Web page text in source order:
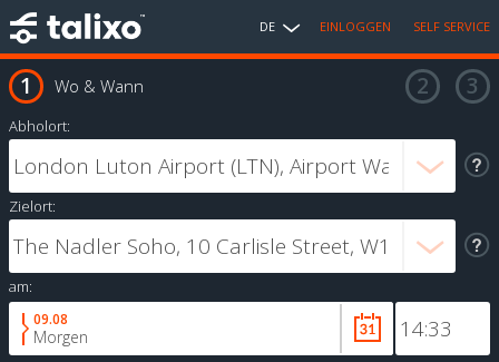
DE EINLOGGEN SELF SERVICE
Wo & Wann
Abholort:
Zielort:
am:
09.08
Morgen